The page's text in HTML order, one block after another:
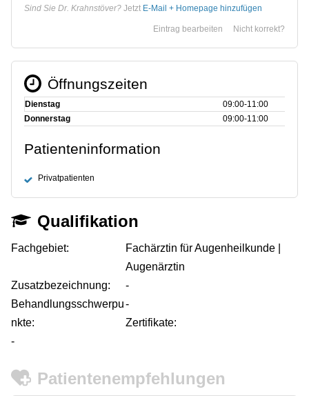
Sind Sie Dr. Krahnstöver? Jetzt E-Mail + Homepage hinzufügen
Nicht korrekt?
Eintrag bearbeiten
Öffnungszeiten
Dienstag
09:00‑11:00
Donnerstag
09:00‑11:00
Patienteninformation
Privatpatienten
Qualifikation
Fachgebiet:
Fachärztin für Augenheilkunde |
Augenärztin
Zusatzbezeichnung:
-
Behandlungsschwerpu
nkte:
-
Zertifikate:
-
Patientenempfehlungen